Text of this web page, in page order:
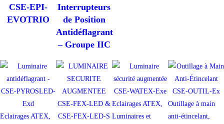
CSE-EPI-
EVOTRIO
Interrupteurs
de Position
Antidéflagrant
– Groupe IIC
Eclairages ATEX,
Eclairages ATEX,
Luminaires et
Outillage à main
anti-étincelant,